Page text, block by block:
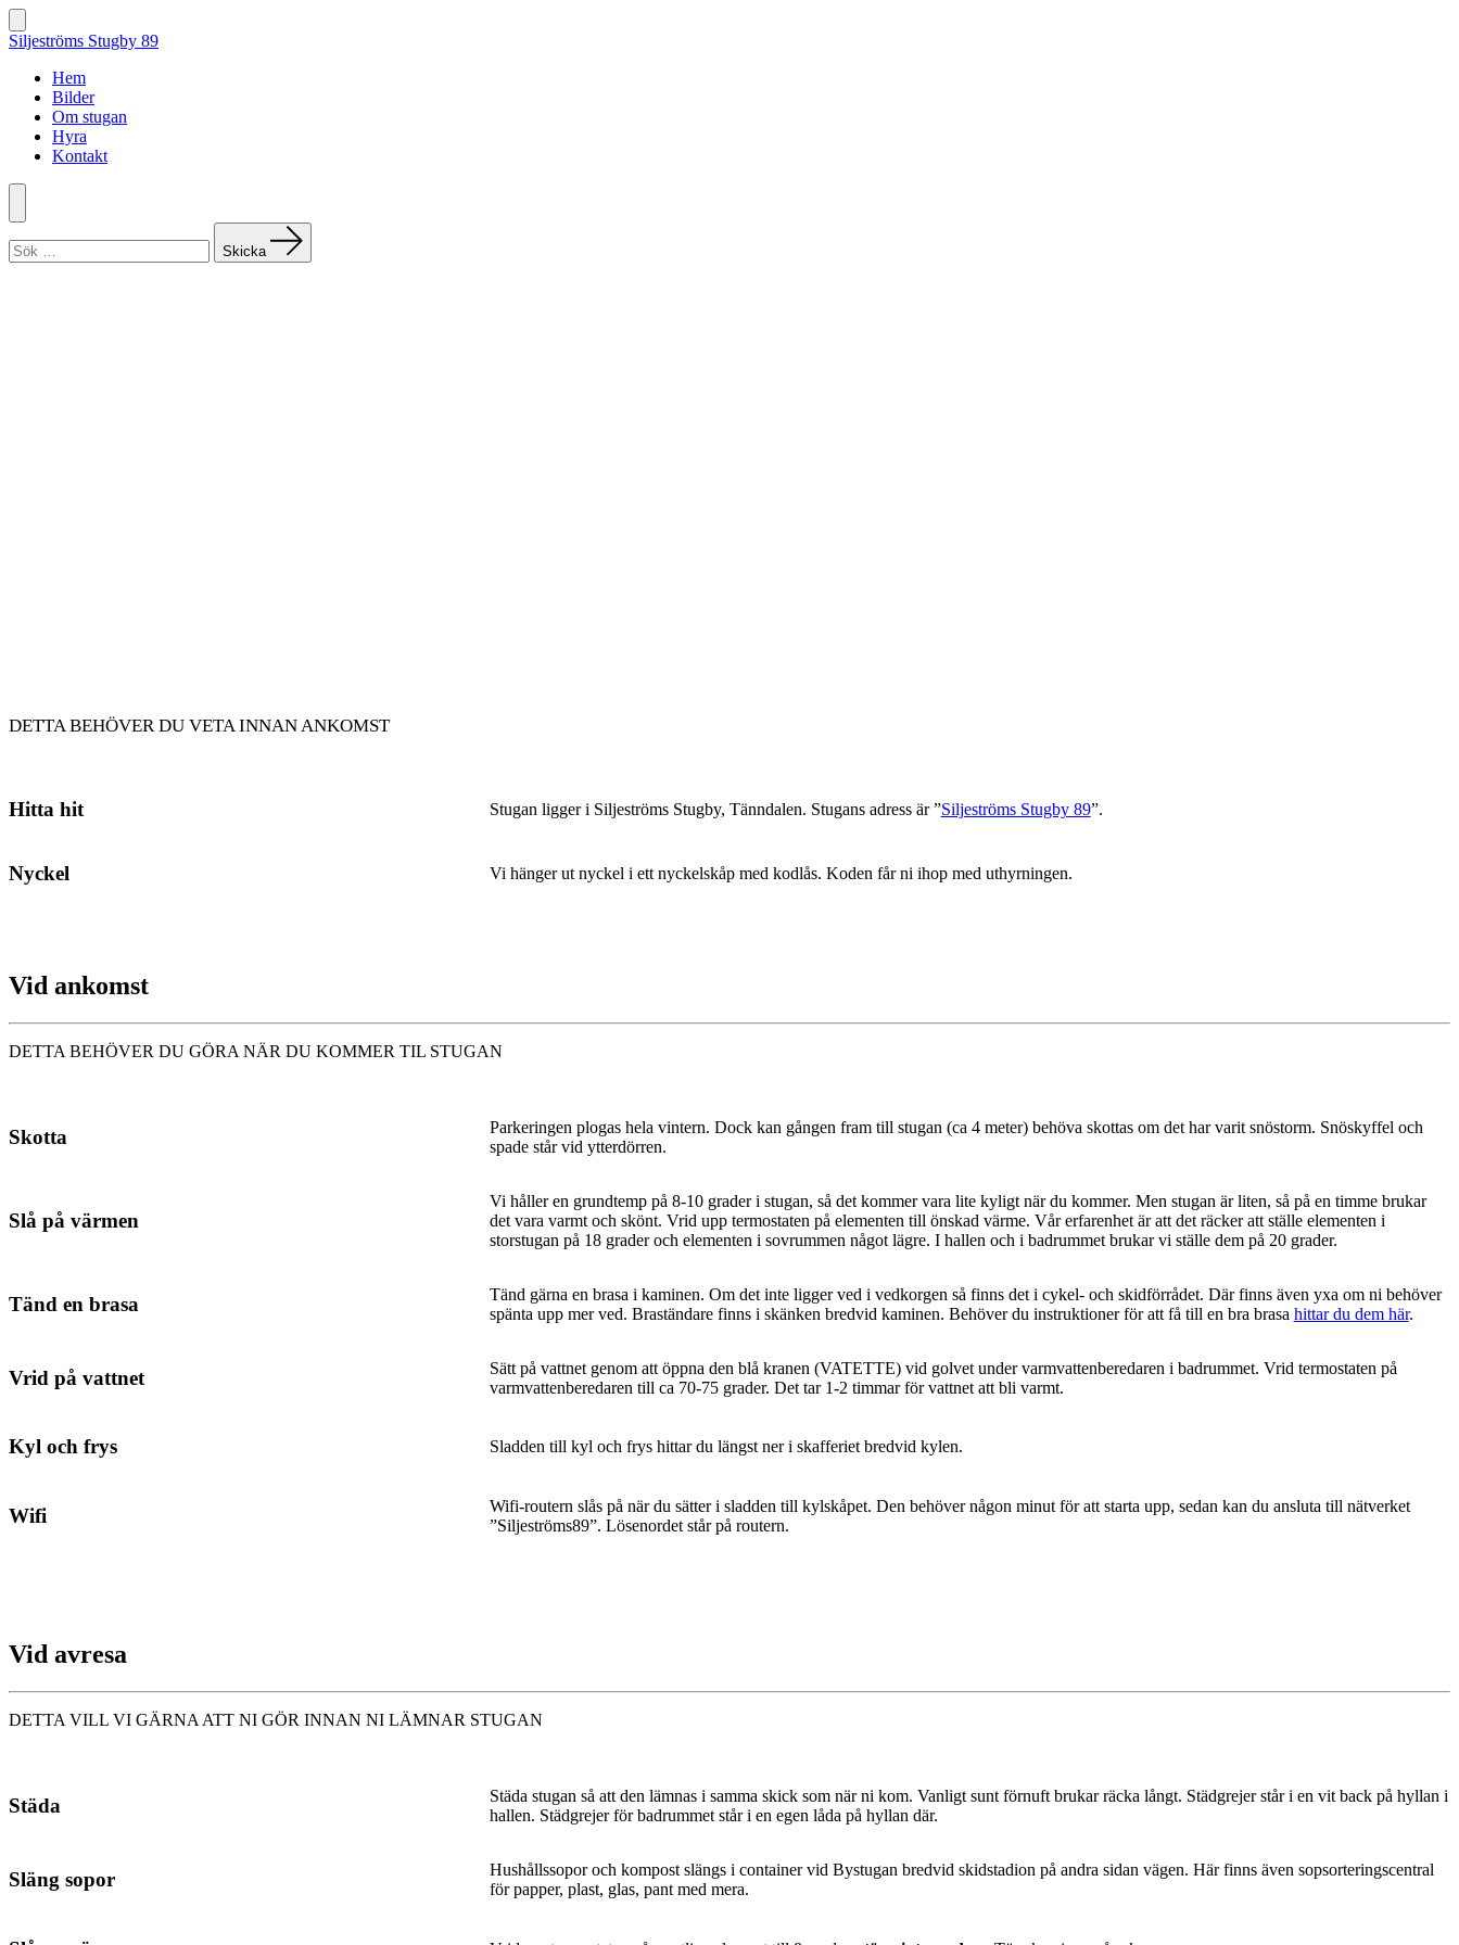
Hoppa
till
innehåll
Slå
på/av
Siljeströms Stugby 89
Hem
Bilder
Om stugan
Hyra
Kontakt
Meny
efter:
Skicka
DETTA BEHÖVER DU VETA INNAN ANKOMST
Hitta hit Stugan ligger i Siljeströms Stugby, Tänndalen. Stugans adress är ”Siljeströms Stugby 89”.
Nyckel Vi hänger ut nyckel i ett nyckelskåp med kodlås. Koden får ni ihop med uthyrningen.
Vid ankomst
DETTA BEHÖVER DU GÖRA NÄR DU KOMMER TIL STUGAN
Skotta
Parkeringen plogas hela vintern. Dock kan gången fram till stugan (ca 4 meter) behöva skottas om det har varit snöstorm. Snöskyffel och
spade står vid ytterdörren.
Slå på värmen
Vi håller en grundtemp på 8-10 grader i stugan, så det kommer vara lite kyligt när du kommer. Men stugan är liten, så på en timme brukar
det vara varmt och skönt. Vrid upp termostaten på elementen till önskad värme. Vår erfarenhet är att det räcker att ställe elementen i
storstugan på 18 grader och elementen i sovrummen något lägre. I hallen och i badrummet brukar vi ställe dem på 20 grader.
Tänd en brasa
Tänd gärna en brasa i kaminen. Om det inte ligger ved i vedkorgen så finns det i cykel- och skidförrådet. Där finns även yxa om ni behöver
spänta upp mer ved. Braständare finns i skänken bredvid kaminen. Behöver du instruktioner för att få till en bra brasa hittar du dem här.
Vrid på vattnet
Sätt på vattnet genom att öppna den blå kranen (VATETTE) vid golvet under varmvattenberedaren i badrummet. Vrid termostaten på
varmvattenberedaren till ca 70-75 grader. Det tar 1-2 timmar för vattnet att bli varmt.
Kyl och frys Sladden till kyl och frys hittar du längst ner i skafferiet bredvid kylen.
Wifi
Wifi-routern slås på när du sätter i sladden till kylskåpet. Den behöver någon minut för att starta upp, sedan kan du ansluta till nätverket
”Siljeströms89”. Lösenordet står på routern.
Vid avresa
DETTA VILL VI GÄRNA ATT NI GÖR INNAN NI LÄMNAR STUGAN
Städa
Städa stugan så att den lämnas i samma skick som när ni kom. Vanligt sunt förnuft brukar räcka långt. Städgrejer står i en vit back på hyllan i
hallen. Städgrejer för badrummet står i en egen låda på hyllan där.
Släng sopor
Hushållssopor och kompost slängs i container vid Bystugan bredvid skidstadion på andra sidan vägen. Här finns även sopsorteringscentral
för papper, plast, glas, pant med mera.